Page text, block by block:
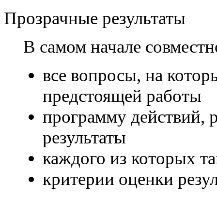
Прозрачные результаты
В самом начале
все вопросы, на
предстоящей работы
программу действий,
результаты
каждого из которых
критерии оценки